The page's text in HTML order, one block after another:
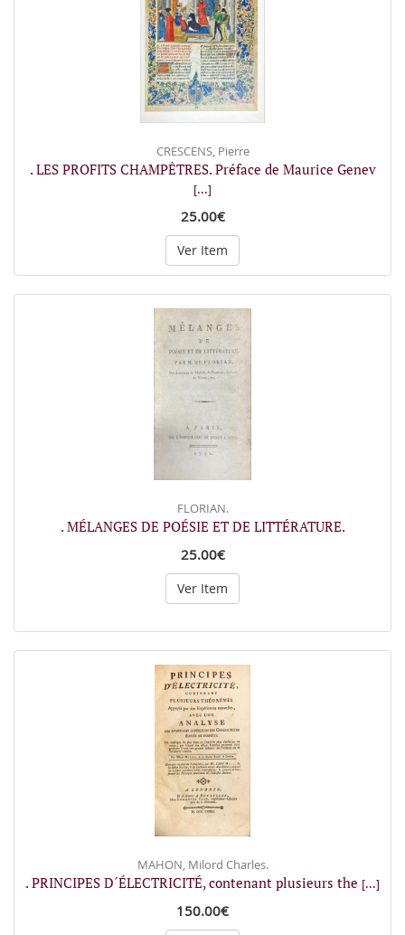
CRESCENS, Pierre
. LES PROFITS CHAMPÊTRES. Préface de Maurice Genev
[...]
25.00€
Ver Item
FLORIAN.
. MÉLANGES DE POÉSIE ET DE LITTÉRATURE.
25.00€
Ver Item
MAHON, Milord Charles.
. PRINCIPES D´ÉLECTRICITÉ, contenant plusieurs the [...]
150.00€